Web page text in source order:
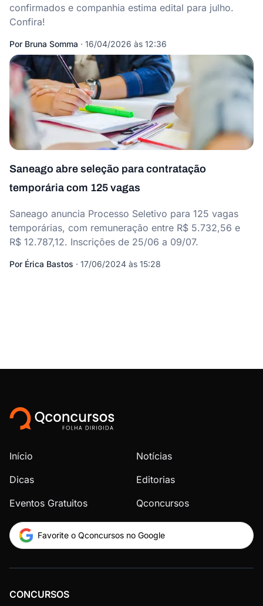
confirmados e companhia estima edital para julho.
Confira!
Por Bruna Somma · 16/04/2026 às 12:36
Saneago abre seleção para contratação
temporária com 125 vagas
Saneago anuncia Processo Seletivo para 125 vagas
temporárias, com remuneração entre R$ 5.732,56 e
R$ 12.787,12. Inscrições de 25/06 a 09/07.
Por Érica Bastos · 17/06/2024 às 15:28
Início
Notícias
Dicas
Editorias
Eventos Gratuitos
Qconcursos
Favorite o Qconcursos no Google
CONCURSOS